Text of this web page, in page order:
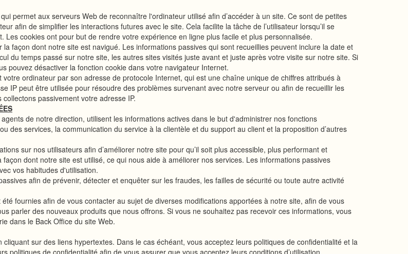
permet aux serveurs Web de reconnaître l'ordinateur utilisé afin d’accéder à un site. Ce sont de petites
afin de simplifier les interactions futures avec le site. Cela facilite la tâche de l’utilisateur lorsqu’il se
cookies ont pour but de rendre votre expérience en ligne plus facile et plus personnalisée.
façon dont notre site est navigué. Les informations passives qui sont recueillies peuvent inclure la date et
du temps passé sur notre site, les autres sites visités juste avant et juste après votre visite sur notre site. Si
pouvez désactiver la fonction cookie dans votre navigateur Internet.
ordinateur par son adresse de protocole Internet, qui est une chaîne unique de chiffres attribués à
IP peut être utilisée pour résoudre des problèmes survenant avec notre serveur ou afin de recueillir les
passivement votre adresse IP.
de notre direction, utilisent les informations actives dans le but d'administrer nos fonctions
des services, la communication du service à la clientèle et du support au client et la proposition d’autres
sur nos utilisateurs afin d’améliorer notre site pour qu’il soit plus accessible, plus performant et
dont notre site est utilisé, ce qui nous aide à améliorer nos services. Les informations passives
vos habitudes d'utilisation.
afin de prévenir, détecter et enquêter sur les fraudes, les failles de sécurité ou toute autre activité
fournies afin de vous contacter au sujet de diverses modifications apportées à notre site, afin de vous
parler des nouveaux produits que nous offrons. Si vous ne souhaitez pas recevoir ces informations, vous
dans le Back Office du site Web.
sur des liens hypertextes. Dans le cas échéant, vous acceptez leurs politiques de confidentialité et la
politiques de confidentialité afin de vous assurer que vous acceptez leurs conditions d’utilisation.